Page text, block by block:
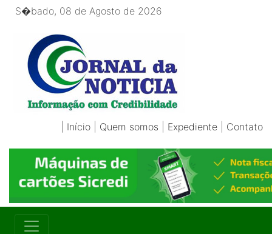
S�bado, 08 de Agosto de 2026
Início Quem somos Expediente Contato